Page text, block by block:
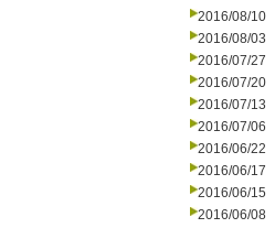
2016/08/10
2016/08/03
2016/07/27
2016/07/20
2016/07/13
2016/07/06
2016/06/22
2016/06/17
2016/06/15
2016/06/08